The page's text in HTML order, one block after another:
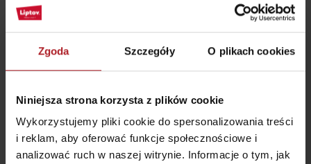
Zgoda Szczegóły O plikach cookies
Niniejsza strona korzysta z plików cookie
Wykorzystujemy pliki cookie do spersonalizowania treści
i reklam, aby oferować funkcje społecznościowe i
analizować ruch w naszej witrynie. Informacje o tym, jak
Gdzie jeść i pić w pobliżu: